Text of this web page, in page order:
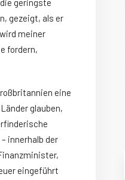
geringste
gezeigt, als er
meiner
fordern,
eine
glauben,
innerhalb der
eingeführt